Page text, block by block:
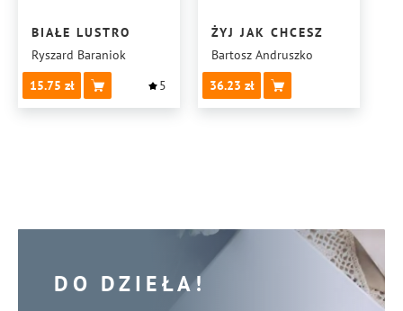
BIAŁE LUSTRO
Ryszard Baraniok
15.75
5
ŻYJ JAK CHCESZ
Bartosz Andruszko
36.23
DO DZIEŁA!